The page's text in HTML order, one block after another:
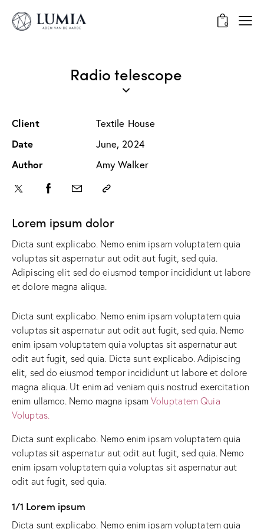
0
Radio telescope
Client Textile House
Date June, 2024
Author Amy Walker
Lorem ipsum dolor
Dicta sunt explicabo. Nemo enim ipsam voluptatem quia
voluptas sit aspernatur aut odit aut fugit, sed quia.
Adipiscing elit sed do eiusmod tempor incididunt ut labore
et dolore magna aliqua.
Dicta sunt explicabo. Nemo enim ipsam voluptatem quia
voluptas sit aspernatur aut odit aut fugit, sed quia. Nemo
enim ipsam voluptatem quia voluptas sit aspernatur aut
odit aut fugit, sed quia. Dicta sunt explicabo. Adipiscing
elit, sed do eiusmod tempor incididunt ut labore et dolore
magna aliqua. Ut enim ad veniam quis nostrud exercitation
enim ullamco. Nemo magna ipsamVoluptatem Quia
Voluptas.
Dicta sunt explicabo. Nemo enim ipsam voluptatem quia
voluptas sit aspernatur aut odit aut fugit, sed quia. Nemo
enim ipsam voluptatem quia voluptas sit aspernatur aut
odit aut fugit, sed quia.
1/1 Lorem ipsum
Dicta sunt explicabo. Nemo enim ipsam voluptatem quia